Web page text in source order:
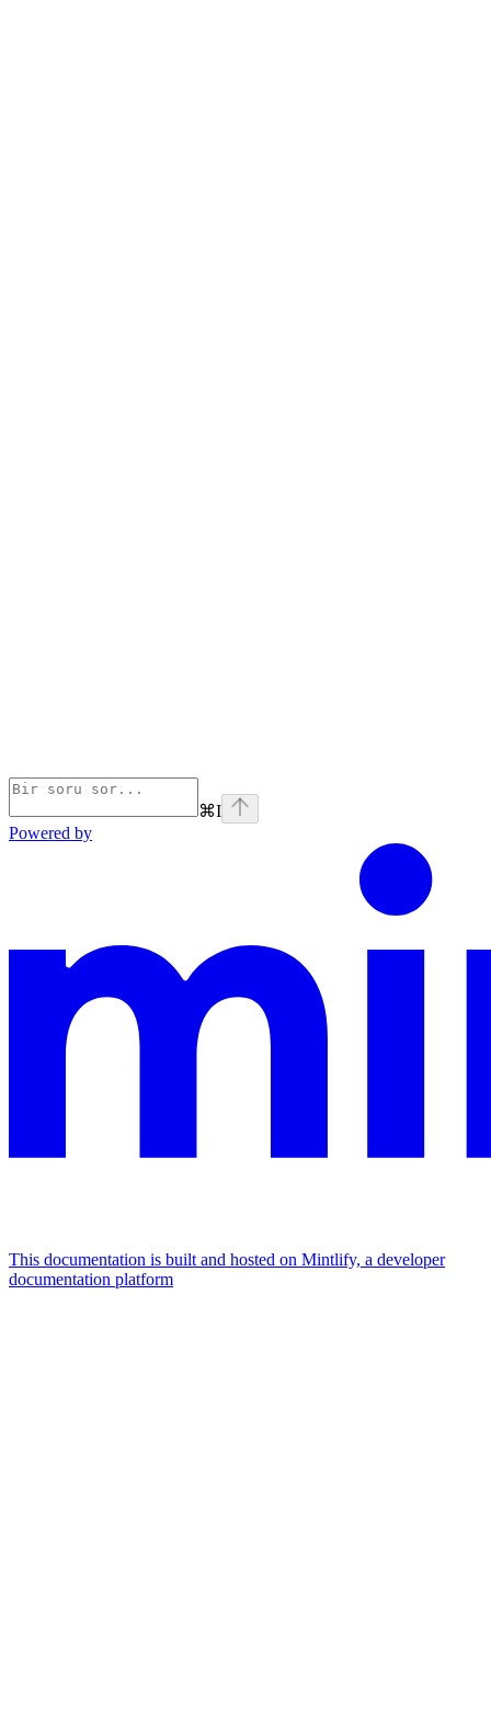
⌘I
Powered by
This documentation is built and hosted on Mintlify, a developer
documentation platform